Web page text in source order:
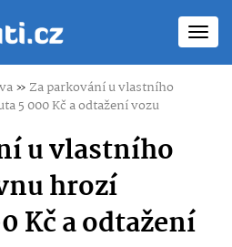
»Za parkování u vlastního
5 000 Kč a odtažení vozu
u vlastního
hrozí
Kč a odtažení